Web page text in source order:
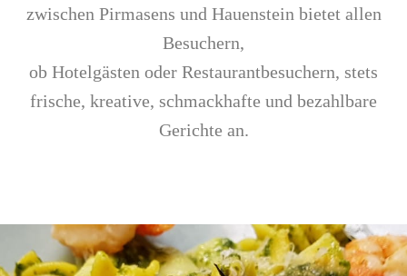
zwischen Pirmasens und Hauenstein bietet allen
Besuchern,
ob Hotelgästen oder Restaurantbesuchern, stets
frische, kreative, schmackhafte und bezahlbare
Gerichte an.